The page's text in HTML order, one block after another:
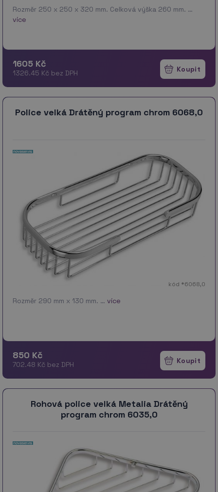
Rozměr 250 x 250 x 320 mm. Celková výška 260 mm. …
více
1605 Kč
1326.45 Kč bez DPH
Police velká Drátěný program chrom 6068,0
kód *6068,0
Rozměr 290 mm x 130 mm. … více
850 Kč
702.48 Kč bez DPH
Rohová police velká Metalia Drátěný
program chrom 6035,0